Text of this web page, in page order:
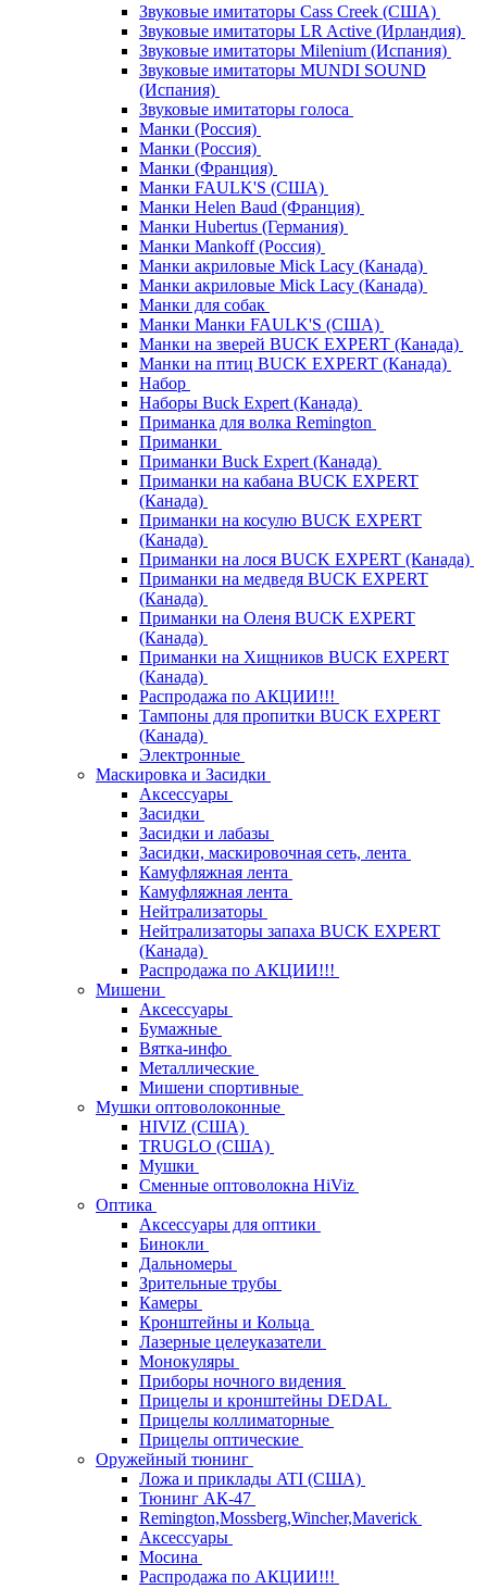
Звуковые имитаторы Cass Creek (США)
Звуковые имитаторы LR Active (Ирландия)
Звуковые имитаторы Milenium (Испания)
Звуковые имитаторы MUNDI SOUND
(Испания)
Звуковые имитаторы голоса
Манки (Россия)
Манки (Россия)
Манки (Франция)
Манки FAULK'S (США)
Манки Helen Baud (Франция)
Манки Hubertus (Германия)
Манки Mankoff (Россия)
Манки акриловые Mick Lacy (Канада)
Манки акриловые Mick Lacy (Канада)
Манки для собак
Манки Манки FAULK'S (США)
Манки на зверей BUCK EXPERT (Канада)
Манки на птиц BUCK EXPERT (Канада)
Набор
Наборы Buck Expert (Канада)
Приманка для волка Remington
Приманки
Приманки Buck Expert (Канада)
Приманки на кабана BUCK EXPERT
(Канада)
Приманки на косулю BUCK EXPERT
(Канада)
Приманки на лося BUCK EXPERT (Канада)
Приманки на медведя BUCK EXPERT
(Канада)
Приманки на Оленя BUCK EXPERT
(Канада)
Приманки на Хищников BUCK EXPERT
(Канада)
Распродажа по АКЦИИ!!!
Тампоны для пропитки BUCK EXPERT
(Канада)
Электронные
Маскировка и Засидки
Аксессуары
Засидки
Засидки и лабазы
Засидки, маскировочная сеть, лента
Камуфляжная лента
Камуфляжная лента
Нейтрализаторы
Нейтрализаторы запаха BUCK EXPERT
(Канада)
Распродажа по АКЦИИ!!!
Мишени
Аксессуары
Бумажные
Вятка-инфо
Металлические
Мишени спортивные
Мушки оптоволоконные
HIVIZ (США)
TRUGLO (США)
Мушки
Сменные оптоволокна HiViz
Оптика
Аксессуары для оптики
Бинокли
Дальномеры
Зрительные трубы
Камеры
Кронштейны и Кольца
Лазерные целеуказатели
Монокуляры
Приборы ночного видения
Прицелы и кронштейны DEDAL
Прицелы коллиматорные
Прицелы оптические
Оружейный тюнинг
Ложа и приклады ATI (США)
Тюнинг АК-47
Remington,Mossberg,Wincher,Maverick
Аксессуары
Мосина
Распродажа по АКЦИИ!!!